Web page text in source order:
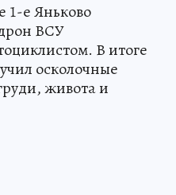
1-е Яньково
ВСУ
В итоге
осколочные
живота и